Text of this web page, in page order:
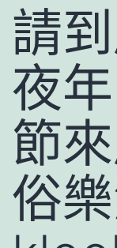
請
夜
節
俗